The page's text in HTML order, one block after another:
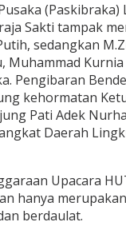
(Paskibraka)
Sakti tampak
sedangkan
Muhammad
Pengibaran
kehormatan
Pati Adek
Daerah
Upacara
hanya
berdaulat.